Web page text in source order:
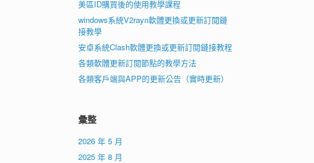
美區ID購買後的使用教學課程
windows系統V2rayn軟體更換或更新訂閲鏈
接教學
安卓系統Clash軟體更換或更新訂閲鏈接教程
各類軟體更新訂閲節點的教學方法
各類客戶端與APP的更新公告（實時更新）
彙整
2026 年 5 月
2025 年 8 月